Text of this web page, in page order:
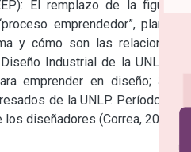
El remplazo de la figura del
emprendedor”, plantea la
y cómo son las relaciones de
Industrial de la UNLP y su
emprender en diseño; 3) Los
de la UNLP. Período 2001-
diseñadores (Correa, 2018).